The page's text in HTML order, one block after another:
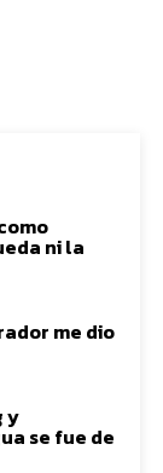
ni la
me dio
y
se fue de